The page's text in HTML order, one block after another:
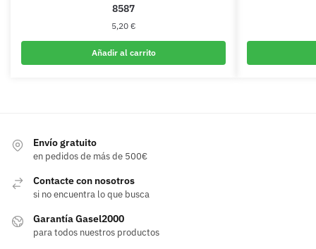
8587
5,20 €
Añadir al carrito
Envío gratuito
en pedidos de más de 500€
Contacte con nosotros
si no encuentra lo que busca
Garantía Gasel2000
para todos nuestros productos